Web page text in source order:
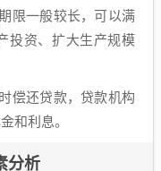
限一般较长，可以满
投资、扩大生产规模
偿还贷款，贷款机构
和利息。
分析